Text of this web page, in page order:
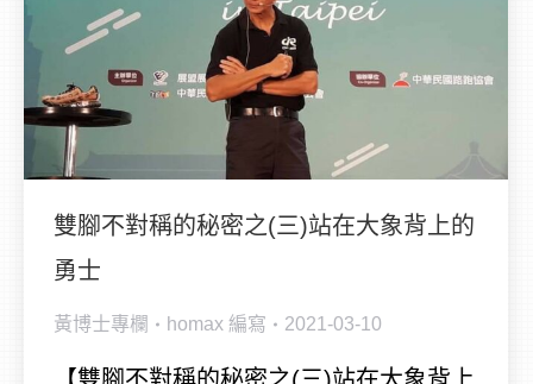
雙腳不對稱的秘密之(三)站在大象背上的
勇士
黃博士專欄 homax 編寫 2021-03-10
【雙腳不對稱的秘密之(三)站在大象背上